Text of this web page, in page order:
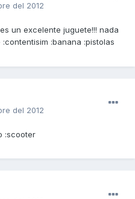
del 2012
un excelente juguete!!! nada
:contentisim :banana :pistolas
del 2012
:scooter